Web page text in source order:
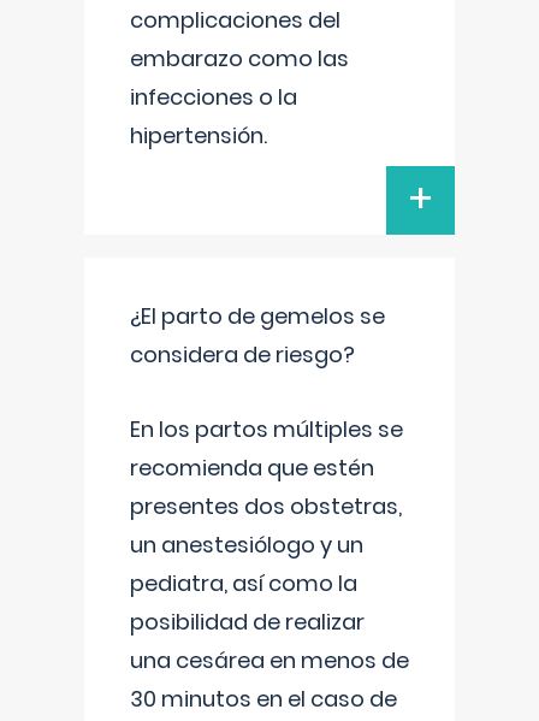
complicaciones del
embarazo como las
infecciones o la
hipertensión.
+
¿El parto de gemelos se
considera de riesgo?
En los partos múltiples se
recomienda que estén
presentes dos obstetras,
un anestesiólogo y un
pediatra, así como la
posibilidad de realizar
una cesárea en menos de
30 minutos en el caso de